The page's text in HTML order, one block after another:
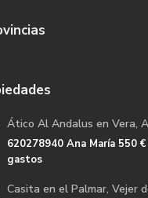
Ático Al Andalus en Vera,
620278940 Ana María 550 €
gastos
Casita en el Palmar, Vejer